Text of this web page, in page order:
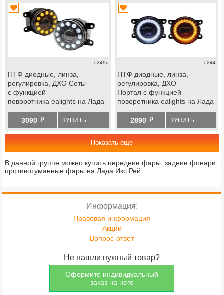
c249u
ПТФ диодные, линза,
регулировка, ДХО Соты
с функцией
поворотника ealights на Лада
Рей, Ларгус fl, Нива Урбан,
renault
3090 й КУПИТЬ
c244
ПТФ диодные, линза,
регулировка, ДХО
Портал с функцией
поворотника ealights на Лада
Икс Рей, Ларгус fl, Нива
Урбан, renault
2890 й КУПИТЬ
Показать еще
В данной группе можно купить передние фары, задние фонари,
противотуманные фары на Лада Икс Рей
Информация:
Правовая информация
Акции
Вопрос-ответ
Не нашли нужный товар?
Оформите индивидуальный
заказ на него